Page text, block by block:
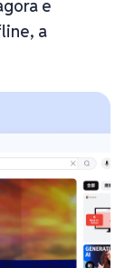
e
a